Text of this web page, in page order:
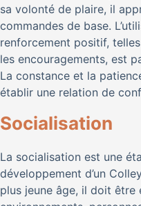
sa volonté de plaire, il
commandes de base.
renforcement positif,
les encouragements, est
La constance et la
établir une relation de
Socialisation
La socialisation est une
développement d’un
plus jeune âge, il doit être